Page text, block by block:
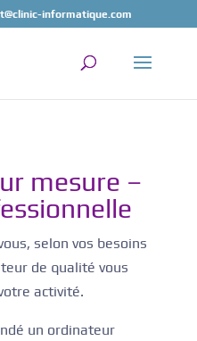
informatique.com
mesure –
selon vos besoins
de qualité vous
activité.
un ordinateur